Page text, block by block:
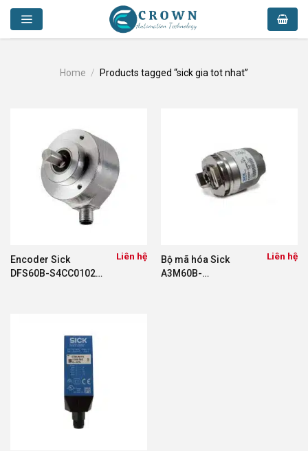
Skip
content
Home / Products tagged “sick gia tot nhat”
Encoder Sick
DFS60B-S4CC01024
Liên hệ
Bộ mã hóa Sick
A3M60B-
Liên hệ